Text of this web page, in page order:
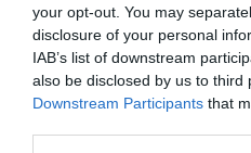
your opt-out. You may
disclosure of your personal
IAB’s list of downstream
also be disclosed by us to third
Downstream Participants that